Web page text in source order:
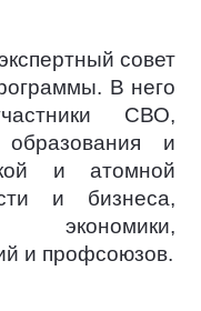
совет
В него
СВО,
образования и
и атомной
и бизнеса,
экономики,
и профсоюзов.